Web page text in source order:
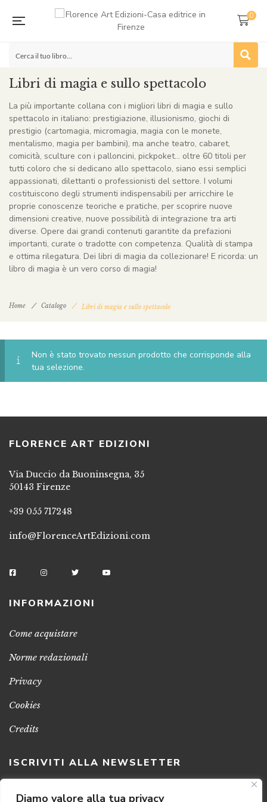
Diamo valore alla tua privacy
0
Libri di magia e sullo spettacolo
La più importante collana con i migliori libri di magia e sullo
spettacolo in italiano: prestigiazione, illusionismo, giochi di
prestigio (cartomagia, micromagia, magia con le monete,
mentalismo, magia per bambini), ma anche teatro, cabaret,
comicità, sculture con i palloncini, pickpoket… oltre 60 titoli per
tutti coloro che si dedicano allo spettacolo, siano essi semplici
appassionati, dilettanti o professionisti del settore. I volumi
costituiscono degli strumenti indispensabili per arricchire le
proprie conoscenze teoriche e pratiche, per scoprire nuove
dimensioni creative, nuove possibilità di integrazione tra arti
diverse. Opere dai grandi contenuti garantite da prefazioni
importanti, curate o tradotte con competenza. Qualità di stampa
e ottima rilegatura. Dei libri di magia da collezionare! E ricorda: un
libro di magia è un vero corso di magia!
Home Catalogo Libri di magia e sullo spettacolo
Non è stato trovato nessun prodotto che corrisponde alla
tua selezione.
FLORENCE ART EDIZIONI
Via Duccio da Buoninsegna, 35
50143 Firenze
+39 055 717248
info@FlorenceArtEdizioni.com
INFORMAZIONI
Come acquistare
Norme redazionali
Privacy
Cookies
Credits
ISCRIVITI ALLA NEWSLETTER
Clicca sul pulsante per ricevere le nostre ultime novità,